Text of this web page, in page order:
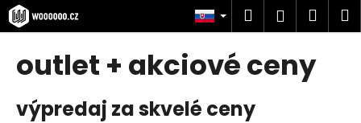
Prejsť
na
obsah
Hľadať
outlet + akciové ceny
výpredaj za skvelé ceny
K
o
o